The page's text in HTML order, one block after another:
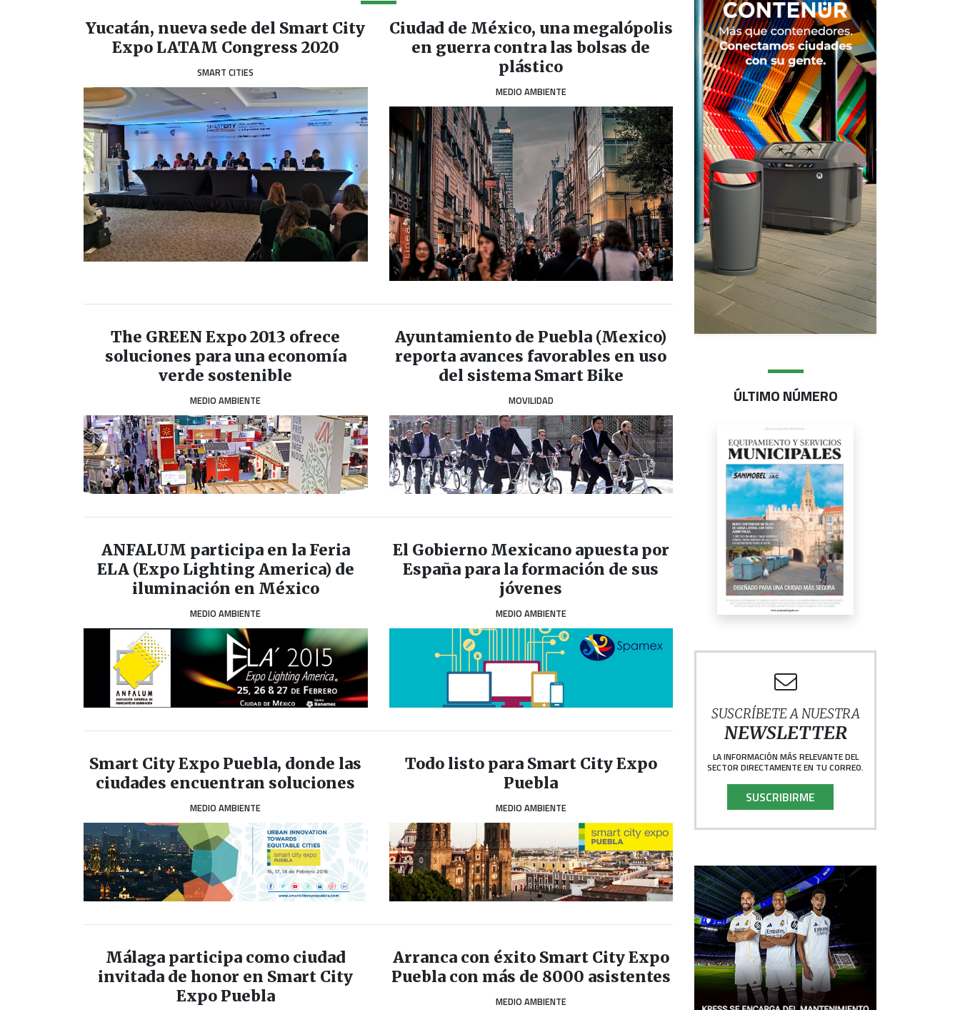
Yucatán, nueva sede del Smart City
Expo LATAM Congress 2020
SMART CITIES
Ciudad de México, una megalópolis
en guerra contra las bolsas de
plástico
MEDIO AMBIENTE
The GREEN Expo 2013 ofrece
soluciones para una economía
verde sostenible
MEDIO AMBIENTE
Ayuntamiento de Puebla (Mexico)
reporta avances favorables en uso
del sistema Smart Bike
MOVILIDAD
ANFALUM participa en la Feria
ELA (Expo Lighting America) de
iluminación en México
MEDIO AMBIENTE
El Gobierno Mexicano apuesta por
España para la formación de sus
jóvenes
MEDIO AMBIENTE
Smart City Expo Puebla, donde las
ciudades encuentran soluciones
MEDIO AMBIENTE
Todo listo para Smart City Expo
Puebla
MEDIO AMBIENTE
Málaga participa como ciudad
invitada de honor en Smart City
Expo Puebla
Arranca con éxito Smart City Expo
Puebla con más de 8000 asistentes
MEDIO AMBIENTE
ÚLTIMO NÚMERO
SUSCRÍBETE A NUESTRA
NEWSLETTER
LA INFORMACIÓN MÁS RELEVANTE DEL
SECTOR DIRECTAMENTE EN TU CORREO.
SUSCRIBIRME